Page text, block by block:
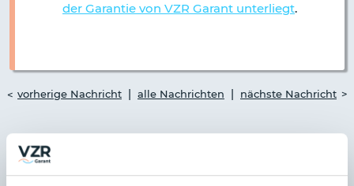
der Garantie von VZR Garant unterliegt.
vorherige Nachricht | alle Nachrichten | nächste Nachricht